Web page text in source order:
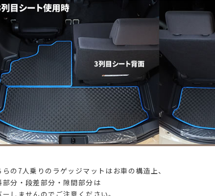
らの7人乗りのラゲッジマットはお車の構造上、
部分・段差部分・隙間部分は
ーしませんのでご注意ください。